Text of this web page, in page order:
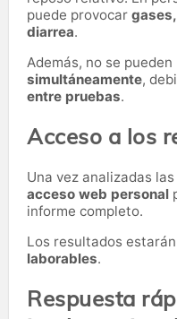
puede provocar
diarrea.
Además, no se
simultáneamente,
entre pruebas.
Acceso a los
Una vez analizadas
acceso web personal
informe completo.
Los resultados
laborables.
Respuesta